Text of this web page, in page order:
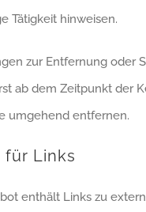
Tätigkeit hinweisen.
zur Entfernung oder
ab dem Zeitpunkt der
umgehend entfernen.
für Links
enthält Links zu